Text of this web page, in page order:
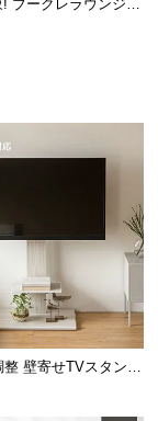
ッと移動さ
1.8㎏
ブークレラウンジチ
壁寄せTVスタンド
上下左右角度調節